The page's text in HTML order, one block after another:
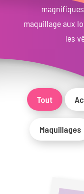
maquillage aux
les
Tout
Maquillages